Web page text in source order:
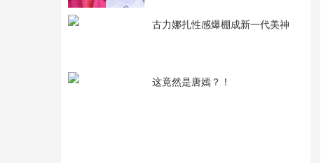
古力娜扎性感爆棚成新一代美神
这竟然是唐嫣？！